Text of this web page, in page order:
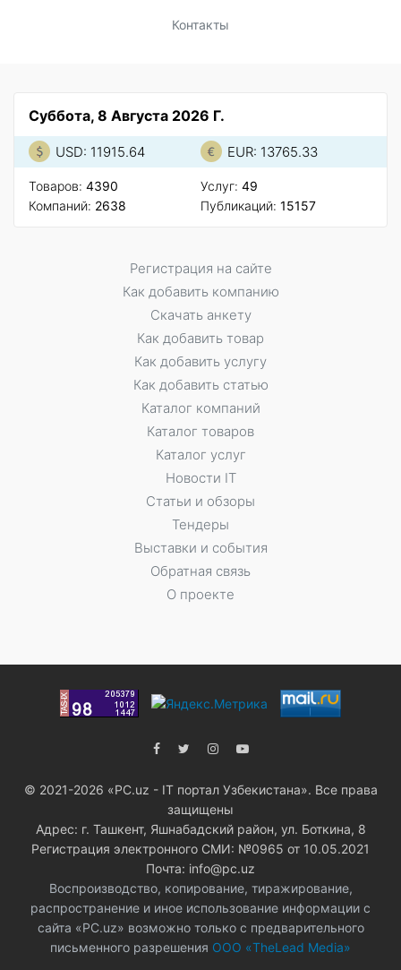
Контакты
Суббота, 8 Августа 2026 Г.
USD: 11915.64 EUR: 13765.33
Товаров: 4390
Компаний: 2638
Услуг: 49
Публикаций: 15157
Регистрация на сайте
Как добавить компанию
Скачать анкету
Как добавить товар
Как добавить услугу
Как добавить статью
Каталог компаний
Каталог товаров
Каталог услуг
Новости IT
Статьи и обзоры
Тендеры
Выставки и события
Обратная связь
О проекте
© 2021-2026 «PC.uz - IT портал Узбекистана». Все права
защищены
Адрес: г. Ташкент, Яшнабадский район, ул. Боткина, 8
Регистрация электронного СМИ: №0965 от 10.05.2021
Почта: info@pc.uz
Воспроизводство, копирование, тиражирование,
распространение и иное использование информации с
сайта «PC.uz» возможно только с предварительного
письменного разрешения ООО «TheLead Media»